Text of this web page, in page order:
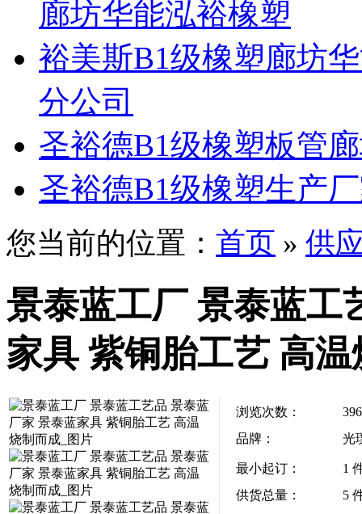
廊坊华能泓裕橡塑
裕美斯B1级橡塑廊坊
分公司
圣裕德B1级橡塑板管
圣裕德B1级橡塑生产
您当前的位置： 首页 » 供
景泰蓝工厂 景泰蓝工
家具 紫铜胎工艺 高
浏览次数：
396
品牌：
光
最小起订：
1
供货总量：
5